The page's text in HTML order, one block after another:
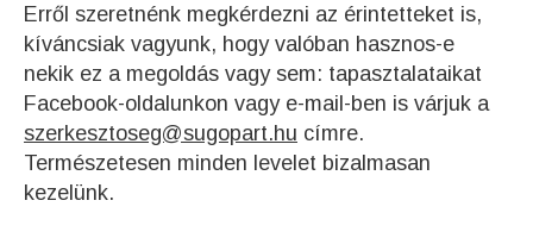
Erről szeretnénk megkérdezni az érintetteket is,
kíváncsiak vagyunk, hogy valóban hasznos-e
nekik ez a megoldás vagy sem: tapasztalataikat
Facebook-oldalunkon vagy e-mail-ben is várjuk a
szerkesztoseg@sugopart.hu címre.
Természetesen minden levelet bizalmasan
kezelünk.